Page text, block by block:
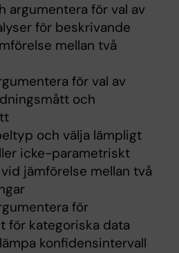
argumentera för val av
för beskrivande
mellan två
för val av
och
och välja lämpligt
icke-parametriskt
jämförelse mellan två
för
för kategoriska data
konfidensintervall